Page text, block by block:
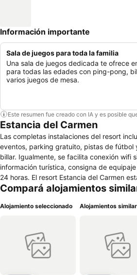
Información importante
Sala de juegos para toda la familia
Una sala de juegos dedicada te ofrece
para todas las edades con ping-pong,
varios juegos de mesa.
Este resumen fue creado con IA y es posible
Estancia del Carmen
Las completas instalaciones del resort
eventos, parking gratuito, pistas de
billar. Igualmente, se facilita conexión wifi
información turística, consigna de
24 horas. El resort Estancia del Carmen
Gutiérrez, destacando por ofrecer
propia, al tiempo que el restaurante del
15 minutos en automóvil, quedando el
kilómetros. Dispone de habitaciones
pantalla plana, caja fuerte, equipo de
Compará alojamientos
Alojamiento seleccionado Alojamientos